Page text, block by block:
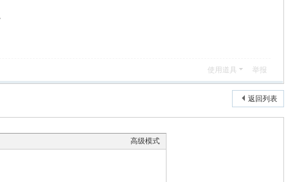
使用道具 举报
返回列表
高级模式